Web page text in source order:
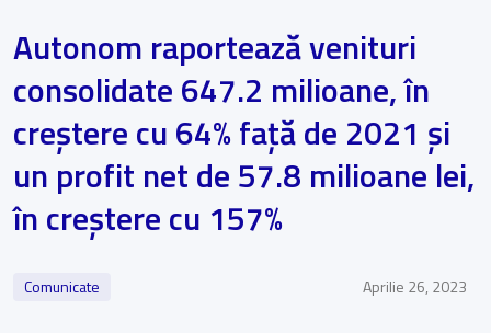
Autonom raportează venituri
consolidate 647.2 milioane, în
creștere cu 64% față de 2021 și
un profit net de 57.8 milioane lei,
în creștere cu 157%
Comunicate Aprilie 26, 2023